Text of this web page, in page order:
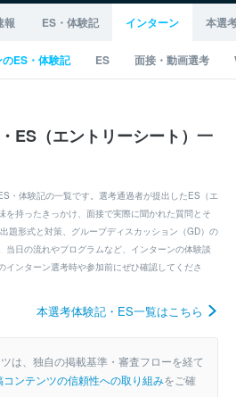
報 ES・体験記 インターン 本選
ES・体験記 ES 面接・動画選考
ES（エントリーシート）一
・体験記の一覧です。選考通過者が提出したES（エ
を持ったきっかけ、面接で実際に聞かれた質問とそ
題形式と対策、グループディスカッション（GD）の
当日の流れやプログラムなど、インターンの体験談
インターン選考時や参加前にぜひ確認してくださ
本選考体験記・ES一覧はこちら
は、独自の掲載基準・審査フローを経て
コンテンツの信頼性への取り組みをご確